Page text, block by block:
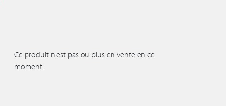
Ce produit n'est pas ou plus en vente en ce
moment.